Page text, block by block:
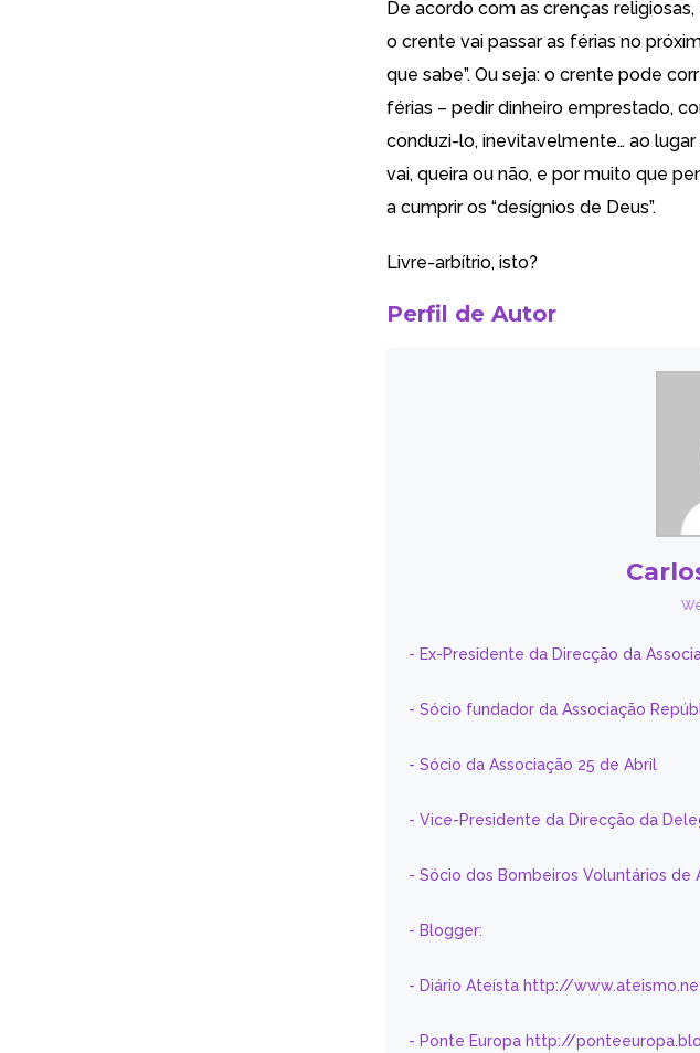
De acordo com as crenças
o crente vai passar as férias no
que sabe”. Ou seja: o crente pode
férias – pedir dinheiro emprestado,
conduzi-lo, inevitavelmente… ao lugar
vai, queira ou não, e por muito que
a cumprir os “desígnios de Deus”.
Livre-arbítrio, isto?
Perfil de Autor
- Ex-Presidente da Direcção da
- Sócio fundador da Associação
- Sócio da Associação 25 de Abril
- Vice-Presidente da Direcção da
- Sócio dos Bombeiros Voluntários de
- Blogger:
- Diário Ateísta http://
- Ponte Europa http://